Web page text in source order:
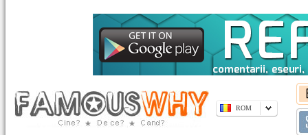
ROM